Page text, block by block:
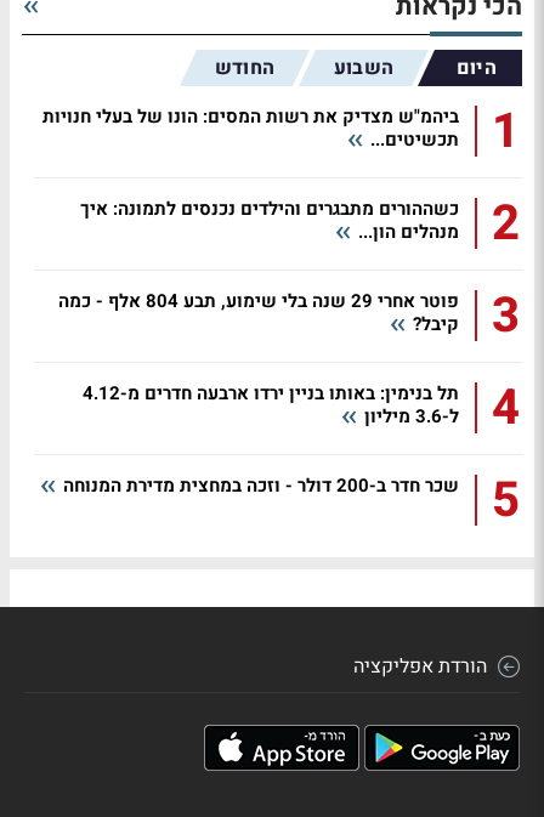
היום השבוע החודש
1
ביהמ"ש מצדיק את רשות המסים: הונו של בעלי חנויות
תכשיטים...
2
כשההורים מתבגרים והילדים נכנסים לתמונה: איך
מנהלים הון...
3
פוטר אחרי 29 שנה בלי שימוע, תבע 804 אלף - כמה
קיבל?
4
תל בנימין: באותו בניין ירדו ארבעה חדרים מ-4.12
ל-3.6 מיליון
5 שכר חדר ב-200 דולר - וזכה במחצית מדירת המנוחה
הורדת אפליקציה